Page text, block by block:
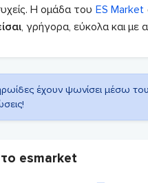
Η ομάδα του ES Market
, γρήγορα, εύκολα και με
έχουν ψωνίσει μέσω του
το esmarket